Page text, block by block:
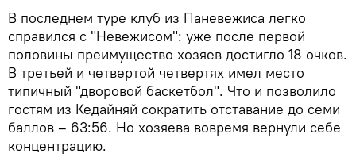
В последнем туре клуб из Паневежиса легко
справился с "Невежисом": уже после первой
половины преимущество хозяев достигло 18 очков.
В третьей и четвертой четвертях имел место
типичный "дворовой баскетбол". Что и позволило
гостям из Кедайняй сократить отставание до семи
баллов – 63:56. Но хозяева вовремя вернули себе
концентрацию.